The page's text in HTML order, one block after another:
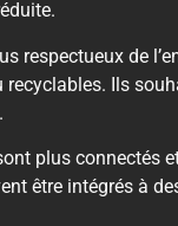
respectueux de
Ils
plus
être intégrés à